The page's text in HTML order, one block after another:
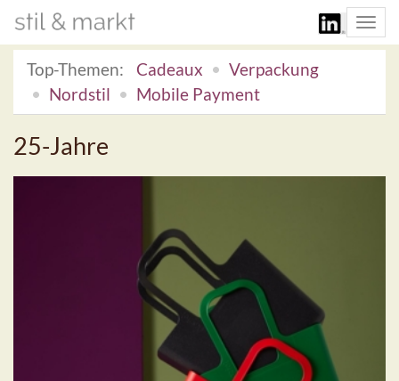
Top-Themen:
Cadeaux
Verpackung
Nordstil
Mobile Payment
25-Jahre